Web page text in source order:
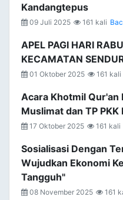
Kandangtepus
09 Juli 2025 161 kali
APEL PAGI HARI
KECAMATAN
01 Oktober 2025 161 kali
Acara Khotmil Qur'an
Muslimat dan TP
17 Oktober 2025 161 kali
Sosialisasi Dengan
Wujudkan Ekonomi
Tangguh"
08 November 2025 161